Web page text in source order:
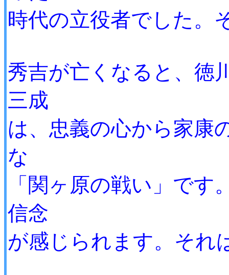
時代の立役者でした。
秀吉が亡くなると、徳
三成
は、忠義の心から家康
な
「関ヶ原の戦い」で
信念
が感じられます。それ